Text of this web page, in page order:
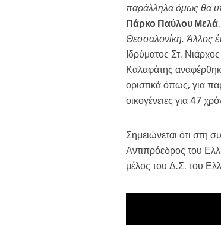
παράλληλα όμως θα
Πάρκο Παύλου Μελά,
Θεσσαλονίκη. Άλλος
Ιδρύματος Στ.
Καλαφάτης
οριστικά όπως, για
οικογένειες για 47
Σημειώνεται ότι στη
Αντιπρόεδρος του
μέλος του Δ.Σ. του